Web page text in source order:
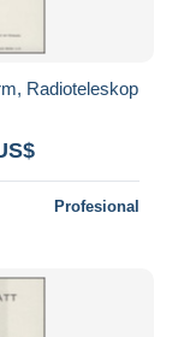
Radioteleskop
Profesional